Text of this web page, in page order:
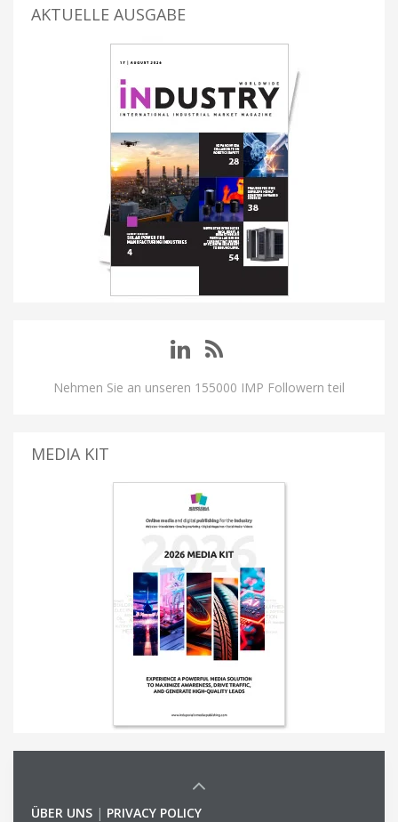
AKTUELLE AUSGABE
Nehmen Sie an unseren 155000 IMP Followern teil
MEDIA KIT
ÜBER UNS | PRIVACY POLICY